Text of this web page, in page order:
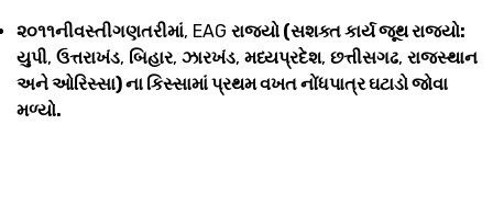
૨૦૧૧નીવસ્તીગણતરીમાં, EAG રાજ્યો (સશક્ત કાર્ય જૂથ રાજ્યો:
યુપી, ઉત્તરાખંડ, બિહાર, ઝારખંડ, મધ્યપ્રદેશ, છત્તીસગઢ, રાજસ્થાન
અને ઓરિસ્સા) ના કિસ્સામાં પ્રથમ વખત નોંધપાત્ર ઘટાડો જોવા
મળ્યો.